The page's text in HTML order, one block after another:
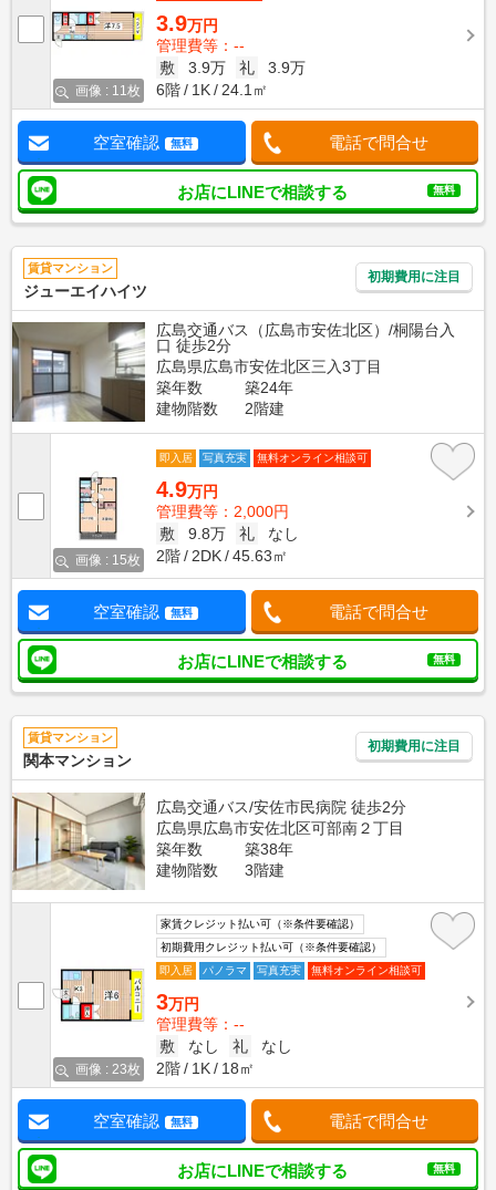
画像 : 11枚
3.9万円
管理費等：--
敷
3.9万 礼
3.9万
6階
1K 24.1㎡
空室確認 無料 電話で問合せ
お店にLINEで相談する 無料
賃貸マンション
ジューエイハイツ
初期費用に注目
広島交通バス（広島市安佐北区）/桐陽台入
口 徒歩2分
広島県広島市安佐北区三入3丁目
築年数
築24年
建物階数
2階建
画像 : 15枚
即入居 写真充実 無料オンライン相談可
4.9万円
管理費等：2,000円
敷
9.8万 礼
なし
2階
2DK 45.63㎡
空室確認 無料 電話で問合せ
お店にLINEで相談する 無料
賃貸マンション
関本マンション
初期費用に注目
広島交通バス/安佐市民病院 徒歩2分
広島県広島市安佐北区可部南２丁目
築年数
築38年
建物階数
3階建
画像 : 23枚
家賃クレジット払い可（※条件要確認）
初期費用クレジット払い可（※条件要確認）
即入居
パノラマ 写真充実 無料オンライン相談可
3万円
管理費等：--
敷
なし 礼
なし
2階
1K 18㎡
空室確認 無料 電話で問合せ
お店にLINEで相談する 無料